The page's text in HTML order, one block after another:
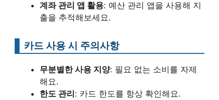
계좌 관리 앱 활용: 예산 관리 앱을 사용해 지
출을 추적해보세요.
카드 사용 시 주의사항
무분별한 사용 지양: 필요 없는 소비를 자제
해요.
한도 관리 : 카드 한도를 항상 확인해요.